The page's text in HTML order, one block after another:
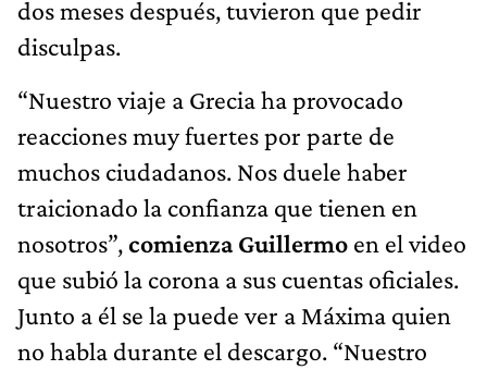
dos meses después, tuvieron que pedir
disculpas.
“Nuestro viaje a Grecia ha provocado
reacciones muy fuertes por parte de
muchos ciudadanos. Nos duele haber
traicionado la confianza que tienen en
nosotros”,comienza Guillermo en el video
que subió la corona a sus cuentas oficiales.
Junto a él se la puede ver a Máxima quien
no habla durante el descargo. “Nuestro